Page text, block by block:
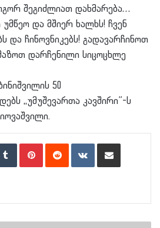
შეგიძლიათ დახმარება…
და მშიერ ხალხს! ჩვენ
და ჩინოვნიკებს! გადავარჩინოთ
დარჩენილი სიცოცხლე
50
,,უმუშევართა კავშირი”-ს
Tumblr PinterestReddit VKontakteShare via Email